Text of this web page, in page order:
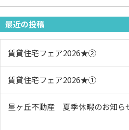
最近の投稿
賃貸住宅フェア2026★➁
賃貸住宅フェア2026★①
星ヶ丘不動産 夏季休暇のお知ら